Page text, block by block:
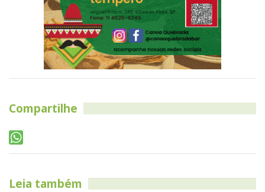
Compartilhe
Leia também